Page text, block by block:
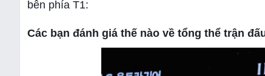
bên phía T1:
Các bạn đánh giá thế nào về tổng thể trận